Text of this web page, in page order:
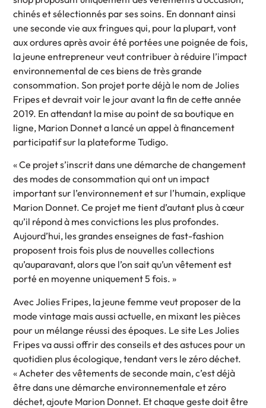
chinés et sélectionnés par ses soins. En donnant ainsi
une seconde vie aux fringues qui, pour la plupart, vont
aux ordures après avoir été portées une poignée de fois,
la jeune entrepreneur veut contribuer à réduire l’impact
environnemental de ces biens de très grande
consommation. Son projet porte déjà le nom de Jolies
Fripes et devrait voir le jour avant la fin de cette année
2019. En attendant la mise au point de sa boutique en
ligne, Marion Donnet a lancé un appel à financement
participatif sur la plateforme Tudigo.
« Ce projet s’inscrit dans une démarche de changement
des modes de consommation qui ont un impact
important sur l’environnement et sur l’humain, explique
Marion Donnet. Ce projet me tient d’autant plus à cœur
qu’il répond à mes convictions les plus profondes.
Aujourd’hui, les grandes enseignes de fast-fashion
proposent trois fois plus de nouvelles collections
qu’auparavant, alors que l’on sait qu’un vêtement est
porté en moyenne uniquement 5 fois. »
Avec Jolies Fripes, la jeune femme veut proposer de la
mode vintage mais aussi actuelle, en mixant les pièces
pour un mélange réussi des époques. Le site Les Jolies
Fripes va aussi offrir des conseils et des astuces pour un
quotidien plus écologique, tendant vers le zéro déchet.
« Acheter des vêtements de seconde main, c’est déjà
être dans une démarche environnementale et zéro
déchet, ajoute Marion Donnet. Et chaque geste doit être